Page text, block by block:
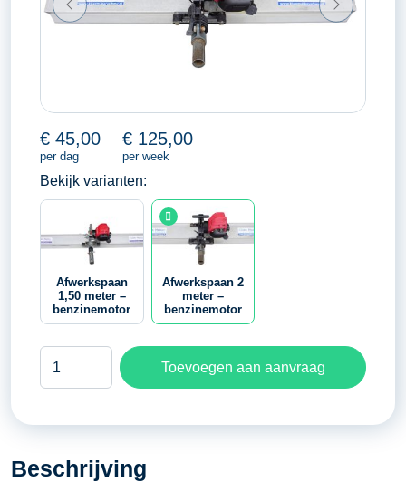
€ 45,00
per dag
€ 125,00
per week
Bekijk varianten:
Afwerkspaan
1,50 meter –
benzinemotor
Afwerkspaan 2
meter –
benzinemotor
Afwerkspaan
-
aantal
Toevoegen aan aanvraag
Beschrijving